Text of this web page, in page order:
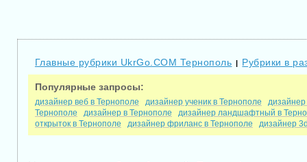
Главные рубрики UkrGo.COM Тернополь | Рубрики в
Популярные запросы:
дизайнер веб в Тернополе дизайнер ученик в Тернополе
Тернополе
дизайнер в Тернополе
дизайнер ландшафтный в
открыток в Тернополе
дизайнер фриланс в Тернополе дизайнер